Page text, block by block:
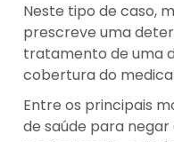
Neste tipo de caso,
prescreve uma
tratamento de uma
cobertura do
Entre os principais
de saúde para